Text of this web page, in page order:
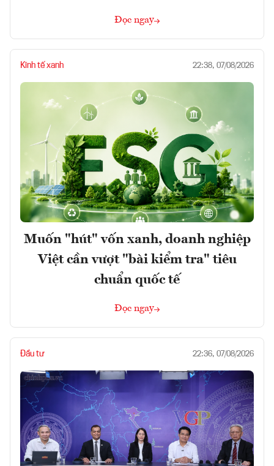
Đọc ngay
Kinh tế xanh 22:38, 07/08/2026
Muốn "hút" vốn xanh, doanh nghiệp
Việt cần vượt "bài kiểm tra" tiêu
chuẩn quốc tế
Đọc ngay
Đầu tư 22:36, 07/08/2026